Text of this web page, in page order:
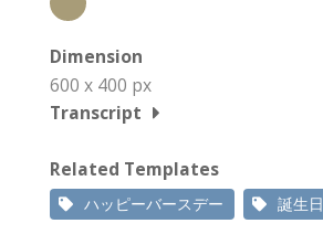
Dimension
600 x 400 px
Transcript
Related Templates
ハッピーバースデー 誕生日